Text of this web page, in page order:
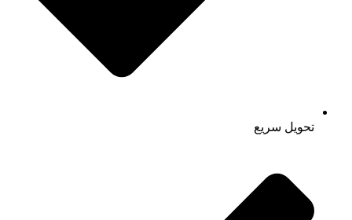
تحویل سریع